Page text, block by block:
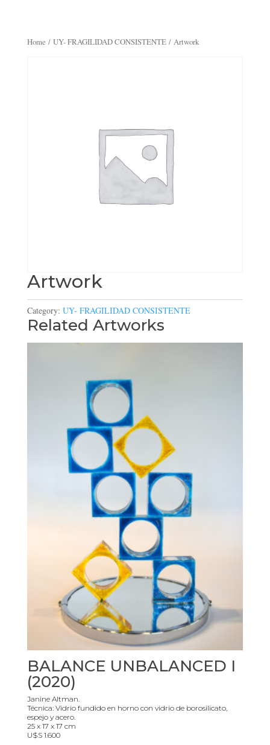
Home / UY- FRAGILIDAD CONSISTENTE/ Artwork
Artwork
Category: UY- FRAGILIDAD CONSISTENTE
Related Artworks
BALANCE UNBALANCED I
(2020)
Janine Altman.
Técnica: Vidrio fundido en horno con vidrio de borosilicato,
espejo y acero.
25 x 17 x 17 cm
U$S 1.600